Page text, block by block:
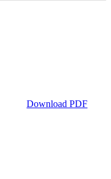
Download PDF